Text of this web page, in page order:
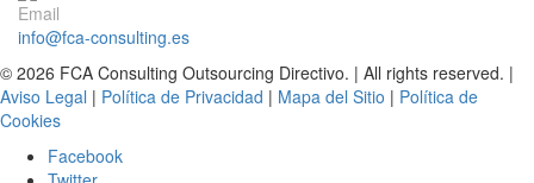
Email
info@fca-consulting.es
© 2026 FCA Consulting Outsourcing Directivo. | All rights reserved. |
Aviso Legal | Política de Privacidad | Mapa del Sitio | Política de
Cookies
Facebook